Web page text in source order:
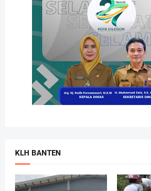
KLH BANTEN